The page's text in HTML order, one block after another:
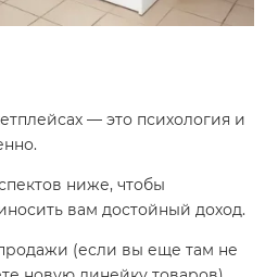
— это психология и
ниже, чтобы
вам достойный доход.
(если вы еще там не